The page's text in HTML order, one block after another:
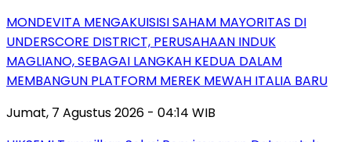
MONDEVITA MENGAKUISISI SAHAM MAYORITAS DI
UNDERSCORE DISTRICT, PERUSAHAAN INDUK
MAGLIANO, SEBAGAI LANGKAH KEDUA DALAM
MEMBANGUN PLATFORM MEREK MEWAH ITALIA BARU
Jumat, 7 Agustus 2026 - 04:14 WIB